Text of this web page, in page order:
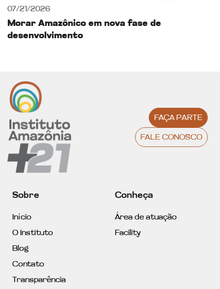
07/21/2026
Morar Amazônico em nova fase de
desenvolvimento
FAÇA PARTE
FALE CONOSCO
Sobre
Início
O Instituto
Blog
Contato
Transparência
Conheça
Área de atuação
Facility